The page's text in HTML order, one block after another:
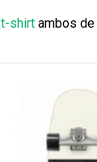
t-shirtambos de